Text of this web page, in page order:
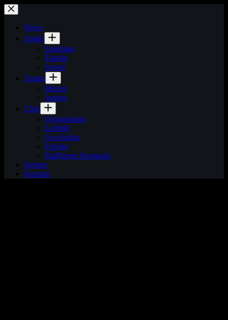
Zum
Inhalt
springenNews
Spiele
Spielplan
Tabelle
Scorer
Teams
Herren
Juniors
Club
Organisation
Leitbild
Geschichte
Erfolge
Raiffeisen Sportpark
Partner
Kontakt